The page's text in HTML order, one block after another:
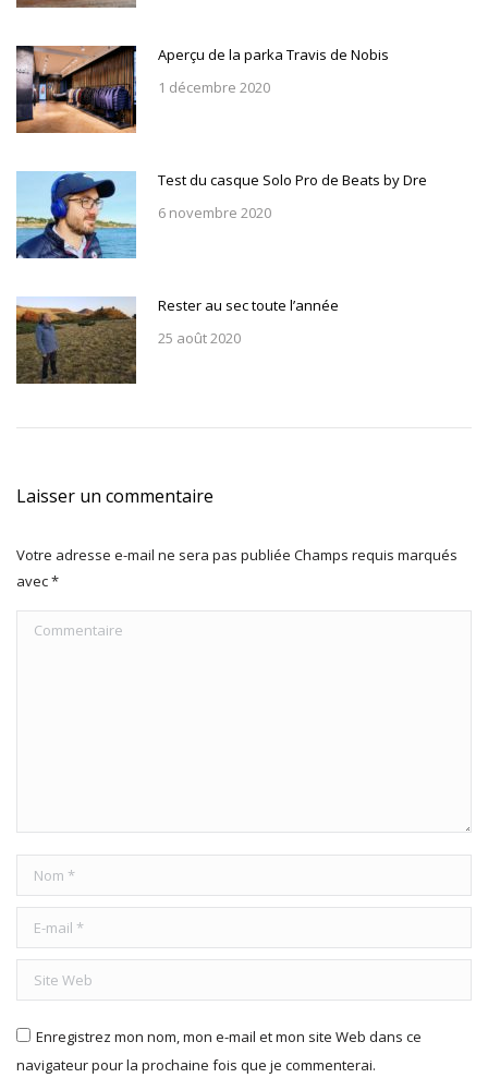
Aperçu de la parka Travis de Nobis
1 décembre 2020
Test du casque Solo Pro de Beats by Dre
6 novembre 2020
Rester au sec toute l’année
25 août 2020
Laisser un commentaire
Votre adresse e-mail ne sera pas publiée Champs requis marqués
avec*
Commentaire
Nom *
E-mail *
Site Web
Enregistrez mon nom, mon e-mail et mon site Web dans ce
navigateur pour la prochaine fois que je commenterai.